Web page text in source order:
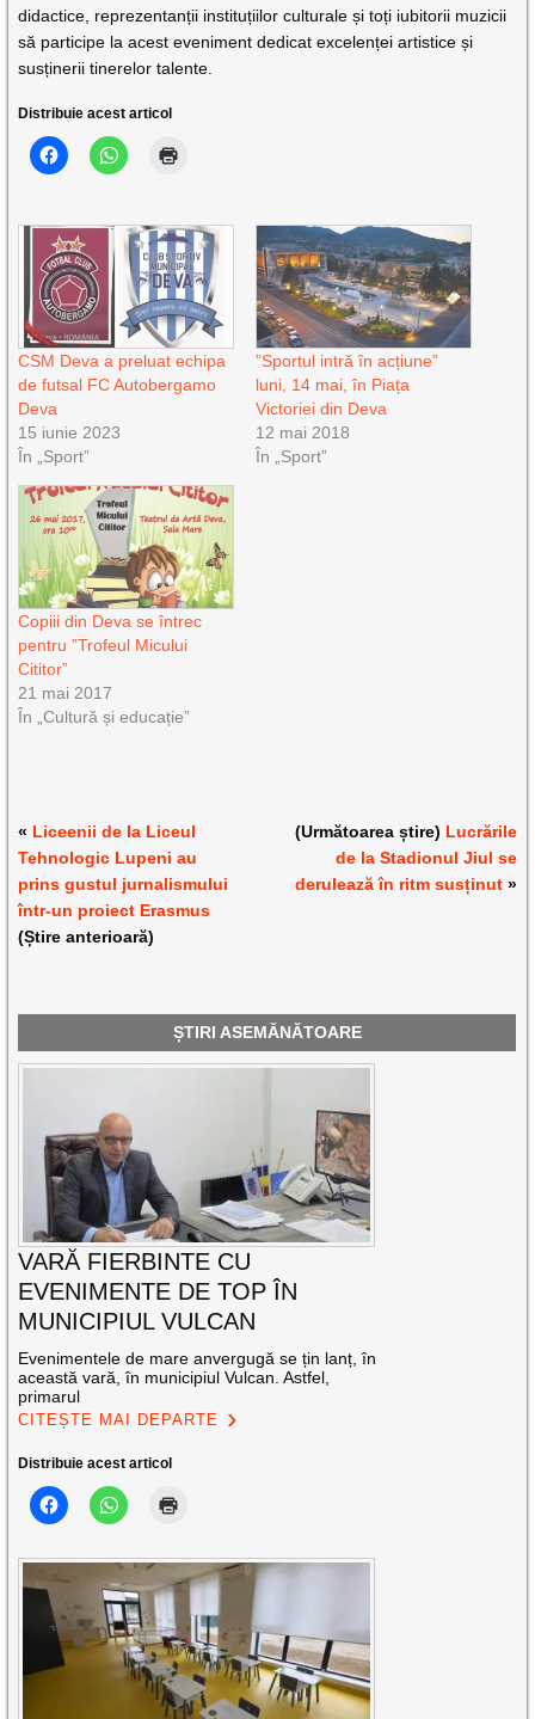
didactice, reprezentanții instituțiilor culturale și toți iubitorii muzicii
să participe la acest eveniment dedicat excelenței artistice și
susținerii tinerelor talente.
Distribuie acest articol
CSM Deva a preluat echipa
de futsal FC Autobergamo
Deva
15 iunie 2023
În „Sport”
”Sportul intră în acțiune”
luni, 14 mai, în Piața
Victoriei din Deva
12 mai 2018
În „Sport”
Copiii din Deva se întrec
pentru ”Trofeul Micului
Cititor”
21 mai 2017
În „Cultură și educație”
« Liceenii de la Liceul
Tehnologic Lupeni au
prins gustul jurnalismului
într-un proiect Erasmus
(Știre anterioară)
(Următoarea știre) Lucrările
de la Stadionul Jiul se
derulează în ritm susținut»
ȘTIRI ASEMĂNĂTOARE
VARĂ FIERBINTE CU
EVENIMENTE DE TOP ÎN
MUNICIPIUL VULCAN
Evenimentele de mare anvergugă se țin lanț, în
această vară, în municipiul Vulcan. Astfel,
primarul
CITEȘTE MAI DEPARTE
Distribuie acest articol